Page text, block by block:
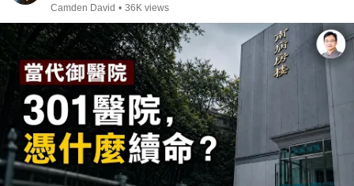
Camden David • 36K views